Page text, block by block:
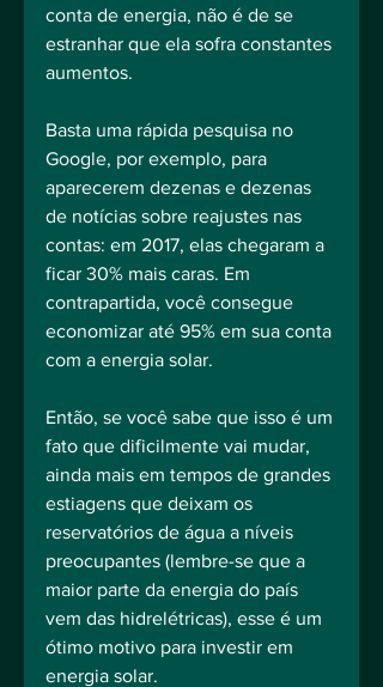
conta de energia, não é de se
estranhar que ela sofra constantes
aumentos.
Basta uma rápida pesquisa no
Google, por exemplo, para
aparecerem dezenas e dezenas
de notícias sobre reajustes nas
contas: em 2017, elas chegaram a
ficar 30% mais caras. Em
contrapartida, você consegue
economizar até 95% em sua conta
com a energia solar.
Então, se você sabe que isso é um
fato que dificilmente vai mudar,
ainda mais em tempos de grandes
estiagens que deixam os
reservatórios de água a níveis
preocupantes (lembre-se que a
maior parte da energia do país
vem das hidrelétricas), esse é um
ótimo motivo para investir em
energia solar.